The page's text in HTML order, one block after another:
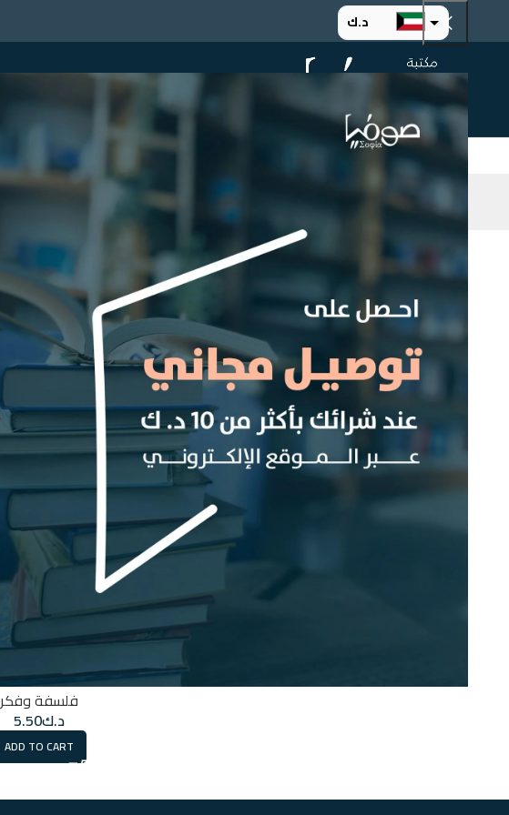
د.ك
د.إ
ر.ق
الرئيسية
التصنيف
Select a category
اسم المؤلف
Any اسم المؤلف
دار النشر
Home
فلسفة وفكر
د.ك5.50
ADD TO CART